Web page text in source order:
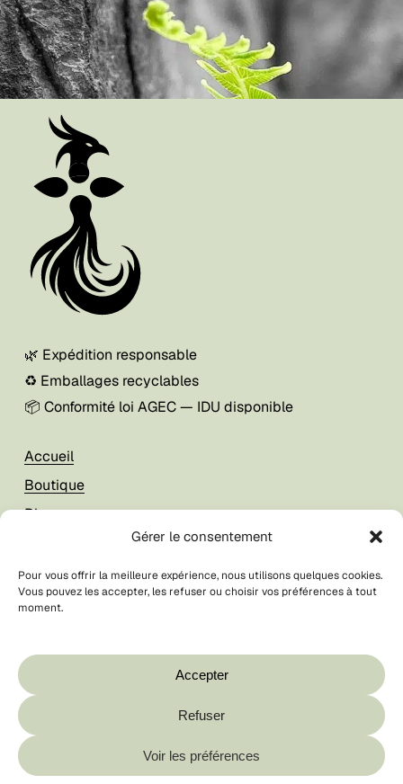
Gérer le consentement
Pour vous offrir la meilleure expérience, nous utilisons quelques cookies.
Vous pouvez les accepter, les refuser ou choisir vos préférences à tout
moment.
Accepter
Refuser
Voir les préférences
Boutique
Voir Le Panier Commander
🌿 Expédition responsable
♻️ Emballages recyclables
📦 Conformité loi AGEC — IDU disponible
Accueil
Boutique
Blog
Mon compte
CGV / CGU